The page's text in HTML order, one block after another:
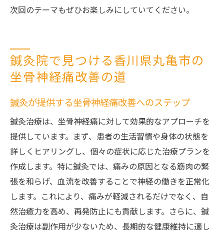
次回のテーマもぜひお楽しみにしていてください。
鍼灸院で見つける香川県丸亀市の
坐骨神経痛改善の道
鍼灸が提供する坐骨神経痛改善へのステップ
鍼灸治療は、坐骨神経痛に対して効果的なアプローチを
提供しています。まず、患者の生活習慣や身体の状態を
詳しくヒアリングし、個々の症状に応じた治療プランを
作成します。特に鍼灸では、痛みの原因となる筋肉の緊
張を和らげ、血流を改善することで神経の働きを正常化
します。これにより、痛みが軽減されるだけでなく、自
然治癒力を高め、再発防止にも貢献します。さらに、鍼
灸治療は副作用が少ないため、長期的な健康維持に適し